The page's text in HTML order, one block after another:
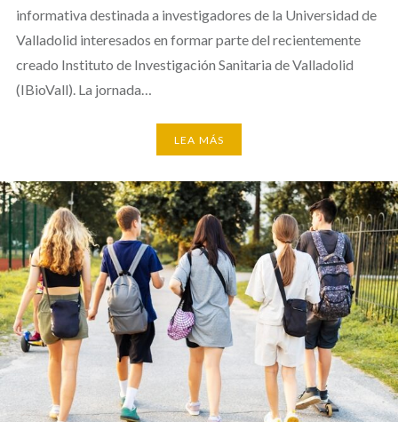
informativa destinada a investigadores de la Universidad de
Valladolid interesados en formar parte del recientemente
creado Instituto de Investigación Sanitaria de Valladolid
(IBioVall). La jornada…
LEA MÁS